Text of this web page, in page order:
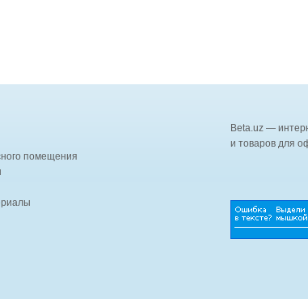
помещения
Beta.uz —
и товаров для